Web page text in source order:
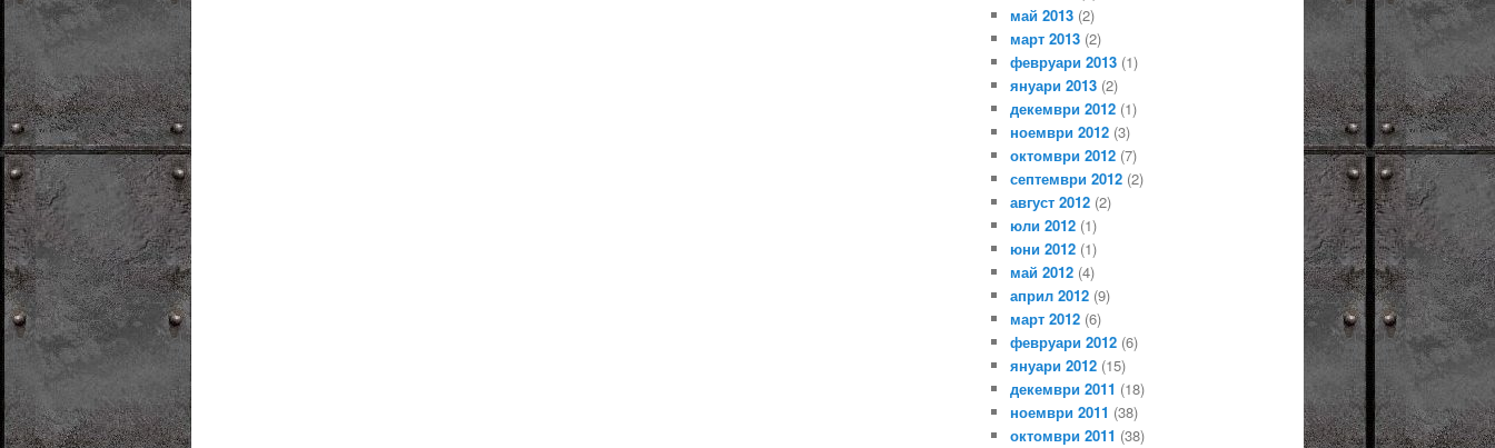
май 2013 (2)
март 2013 (2)
февруари 2013 (1)
януари 2013 (2)
декември 2012 (1)
ноември 2012 (3)
октомври 2012 (7)
септември 2012 (2)
август 2012 (2)
юли 2012 (1)
юни 2012 (1)
май 2012 (4)
април 2012 (9)
март 2012 (6)
февруари 2012 (6)
януари 2012 (15)
декември 2011 (18)
ноември 2011 (38)
октомври 2011 (38)